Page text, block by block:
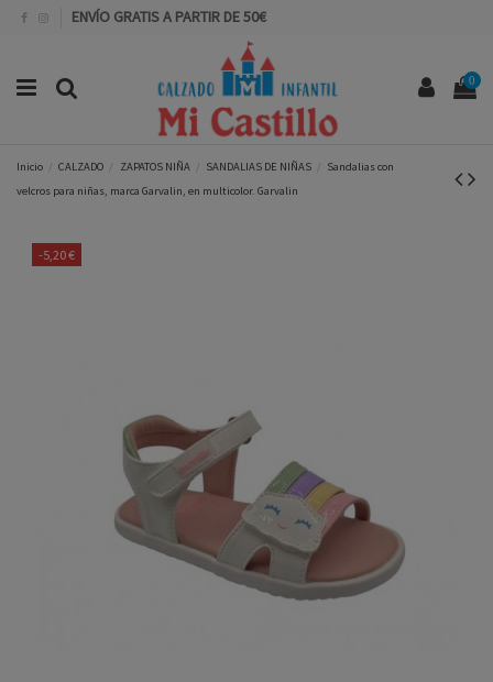
ENVÍO GRATIS A PARTIR DE 50€
0
Inicio CALZADO ZAPATOS NIÑA SANDALIAS DE NIÑAS
Sandalias con
velcros para niñas, marca Garvalin, en multicolor. Garvalin
-5,20 €